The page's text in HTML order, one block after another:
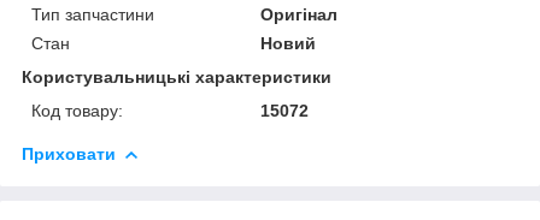
Тип запчастини
Оригінал
Стан
Новий
Користувальницькі характеристики
Код товару:
15072
Приховати